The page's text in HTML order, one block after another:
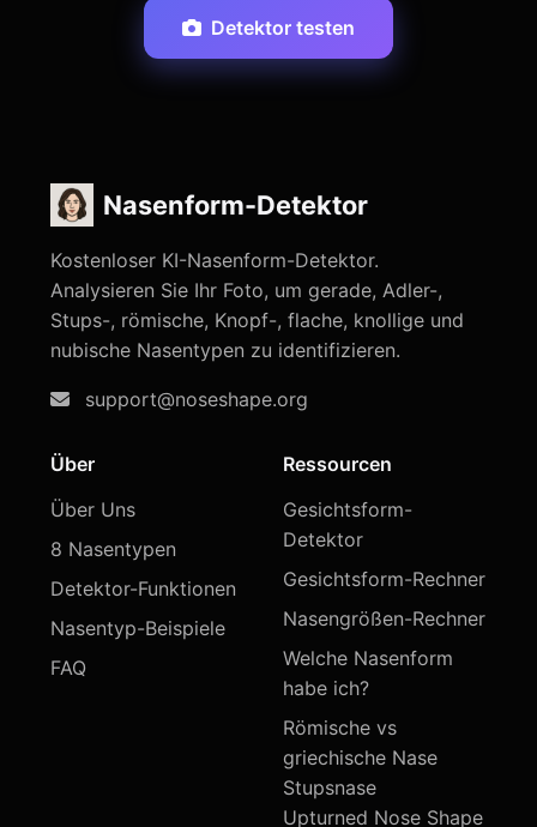
Detektor testen
Nasenform-Detektor
Kostenloser KI-Nasenform-Detektor.
Analysieren Sie Ihr Foto, um gerade, Adler-,
Stups-, römische, Knopf-, flache, knollige und
nubische Nasentypen zu identifizieren.
support@noseshape.org
Über
Über Uns
8 Nasentypen
Detektor-Funktionen
Nasentyp-Beispiele
FAQ
Ressourcen
Gesichtsform-
Detektor
Gesichtsform-Rechner
Nasengrößen-Rechner
Welche Nasenform
habe ich?
Römische vs
griechische Nase
Stupsnase
Upturned Nose Shape